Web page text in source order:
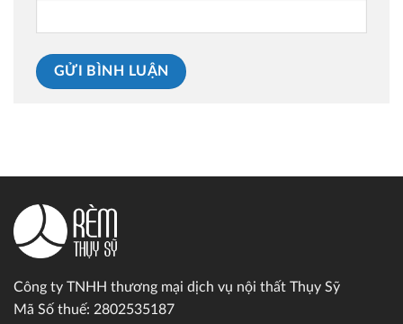
Công ty TNHH thương mại dịch vụ nội thất Thụy Sỹ
Mã Số thuế: 2802535187